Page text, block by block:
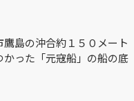
島の沖合約１５０メート
った「元寇船」の船の底